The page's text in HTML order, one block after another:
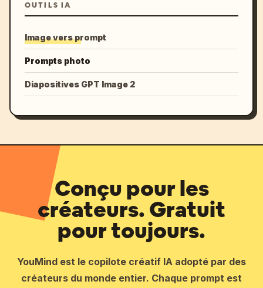
OUTILS IA
Image vers prompt
Prompts photo
Diapositives GPT Image 2
Conçu pour les
créateurs. Gratuit
pour toujours.
YouMind est le copilote créatif IA adopté par des
créateurs du monde entier. Chaque prompt est